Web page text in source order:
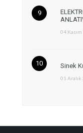
04
Sinek
01 Aralık